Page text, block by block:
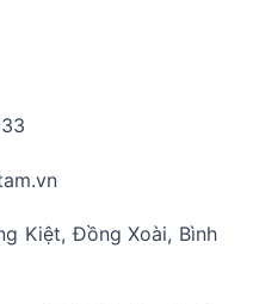
Kiệt, Đồng Xoài, Bình